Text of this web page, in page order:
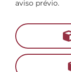
aviso prévio.